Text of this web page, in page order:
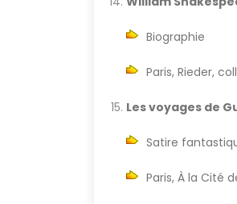
Biographie
Paris, Rieder,
Les voyages de
Satire
Paris, À la Cité